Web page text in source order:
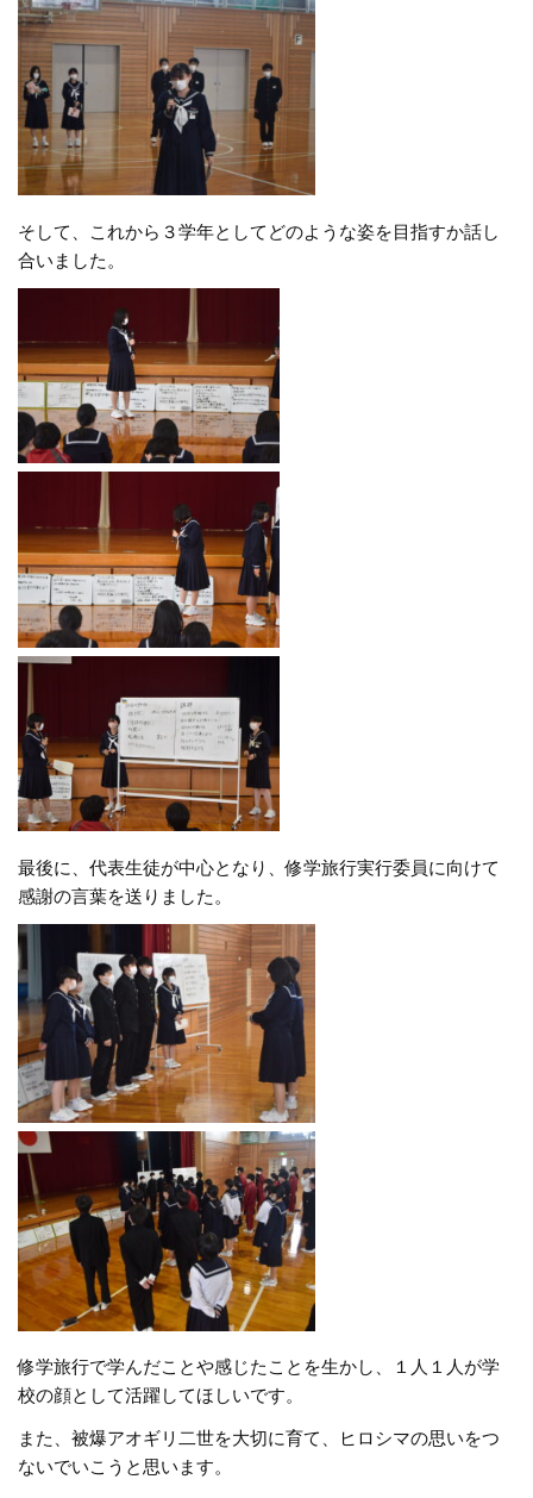
そして、これから３学年としてどのような姿を目指すか話し
合いました。
最後に、代表生徒が中心となり、修学旅行実行委員に向けて
感謝の言葉を送りました。
修学旅行で学んだことや感じたことを生かし、１人１人が学
校の顔として活躍してほしいです。
また、被爆アオギリ二世を大切に育て、ヒロシマの思いをつ
ないでいこうと思います。